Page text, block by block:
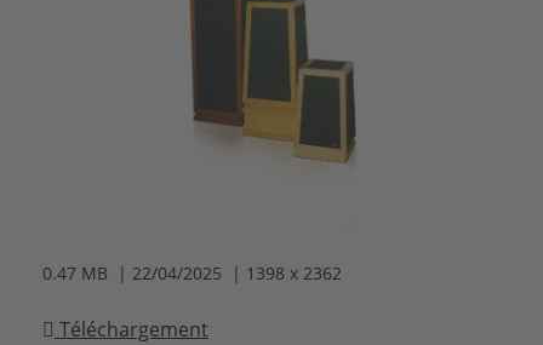
0.47 MB | 22/04/2025 | 1398 x 2362
Téléchargement